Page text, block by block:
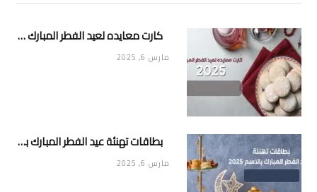
كارت معايده لعيد الفطر المبارك 2025
مارس 6, 2025
بطاقات تهنئة عيد الفطر المبارك بالاسم 2025
مارس 6, 2025